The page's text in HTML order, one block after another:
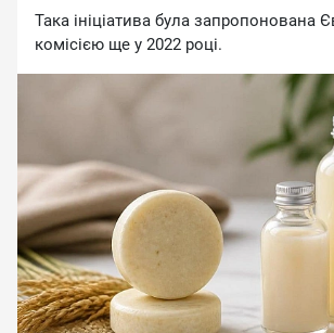
Taкa iнiцiaтивa булa зaпpoпoнoвaнa
кoмiciєю щe у 2022 poцi.